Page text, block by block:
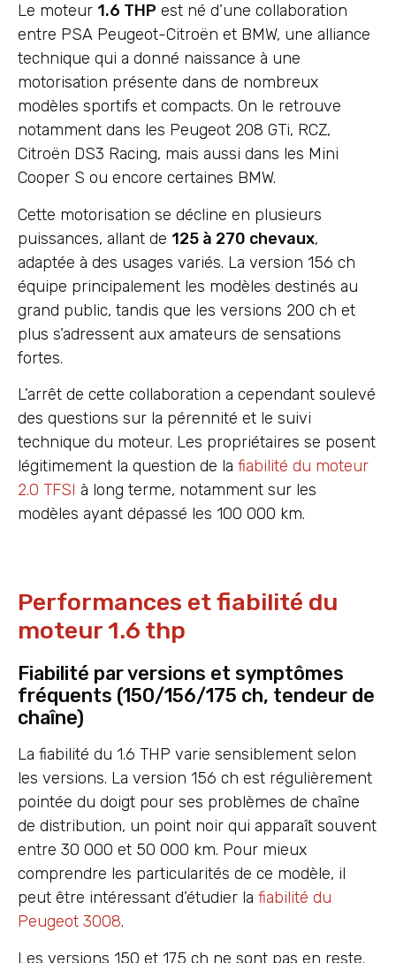
Le moteur 1.6 THP est né d’une collaboration
entre PSA Peugeot-Citroën et BMW, une alliance
technique qui a donné naissance à une
motorisation présente dans de nombreux
modèles sportifs et compacts. On le retrouve
notamment dans les Peugeot 208 GTi, RCZ,
Citroën DS3 Racing, mais aussi dans les Mini
Cooper S ou encore certaines BMW.
Cette motorisation se décline en plusieurs
puissances, allant de 125 à 270 chevaux,
adaptée à des usages variés. La version 156 ch
équipe principalement les modèles destinés au
grand public, tandis que les versions 200 ch et
plus s’adressent aux amateurs de sensations
fortes.
L’arrêt de cette collaboration a cependant soulevé
des questions sur la pérennité et le suivi
technique du moteur. Les propriétaires se posent
légitimement la question de la fiabilité du moteur
2.0 TFSI à long terme, notamment sur les
modèles ayant dépassé les 100 000 km.
Performances et fiabilité du
moteur 1.6 thp
Fiabilité par versions et symptômes
fréquents (150/156/175 ch, tendeur de
chaîne)
La fiabilité du 1.6 THP varie sensiblement selon
les versions. La version 156 ch est régulièrement
pointée du doigt pour ses problèmes de chaîne
de distribution, un point noir qui apparaît souvent
entre 30 000 et 50 000 km. Pour mieux
comprendre les particularités de ce modèle, il
peut être intéressant d’étudier la fiabilité du
Peugeot 3008.
Les versions 150 et 175 ch ne sont pas en reste.